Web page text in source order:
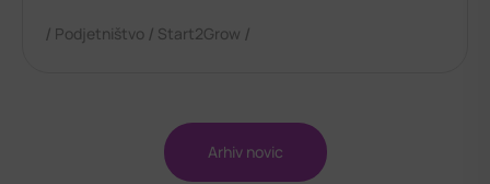
/ Podjetništvo / Start2Grow /
Arhiv novic